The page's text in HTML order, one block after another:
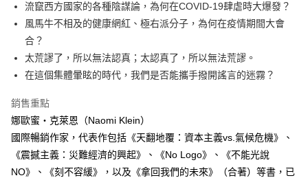
付款後7-11取貨
每筆NT$60，滿NT$499(含以上)免運費
宅配
每筆NT$100，滿NT$499(含以上)免運費
流竄西方國家的各種陰謀論，為何在COVID-19肆虐時大爆發？
風馬牛不相及的健康網紅、極右派分子，為何在疫情期間大會
合？
太荒謬了，所以無法認真；太認真了，所以無法荒謬。
在這個集體暈眩的時代，我們是否能攜手撥開謠言的迷霧？
銷售重點
娜歐蜜・克萊恩（Naomi Klein）
國際暢銷作家，代表作包括《天翻地覆：資本主義vs.氣候危機》、
《震撼主義：災難經濟的興起》、《No Logo》、《不能光說
NO》、《刻不容緩》，以及《拿回我們的未來》（合著）等書，已